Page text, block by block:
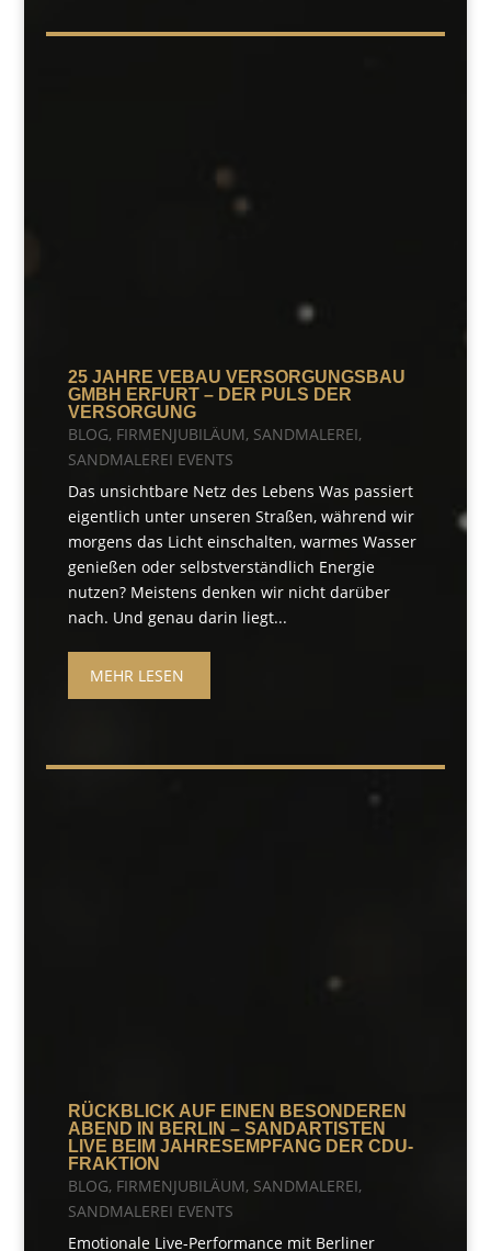
25 JAHRE VEBAU VERSORGUNGSBAU
GMBH ERFURT – DER PULS DER
VERSORGUNG
BLOG, FIRMENJUBILÄUM, SANDMALEREI,
SANDMALEREI EVENTS
Das unsichtbare Netz des Lebens Was passiert
eigentlich unter unseren Straßen, während wir
morgens das Licht einschalten, warmes Wasser
genießen oder selbstverständlich Energie
nutzen? Meistens denken wir nicht darüber
nach. Und genau darin liegt...
MEHR LESEN
RÜCKBLICK AUF EINEN BESONDEREN
ABEND IN BERLIN – SANDARTISTEN
LIVE BEIM JAHRESEMPFANG DER CDU-
FRAKTION
BLOG, FIRMENJUBILÄUM, SANDMALEREI,
SANDMALEREI EVENTS
Emotionale Live-Performance mit Berliner